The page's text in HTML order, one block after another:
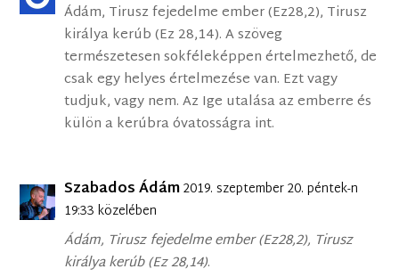
Ádám, Tirusz fejedelme ember (Ez28,2), Tirusz
királya kerúb (Ez 28,14). A szöveg
természetesen sokféleképpen értelmezhető, de
csak egy helyes értelmezése van. Ezt vagy
tudjuk, vagy nem. Az Ige utalása az emberre és
külön a kerúbra óvatosságra int.
Szabados Ádám2019. szeptember 20. péntek-n
19:33 közelében
Ádám, Tirusz fejedelme ember (Ez28,2), Tirusz
királya kerúb (Ez 28,14).